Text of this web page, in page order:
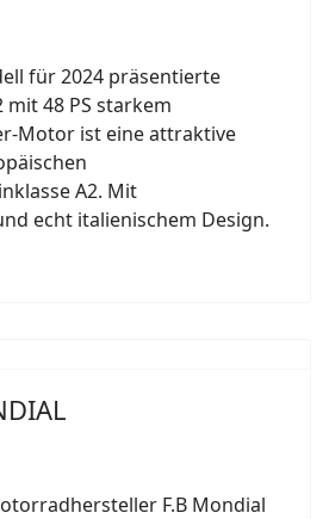
für 2024 präsentierte
mit 48 PS starkem
Motor ist eine attraktive
A2. Mit
echt italienischem Design.
F.B Mondial